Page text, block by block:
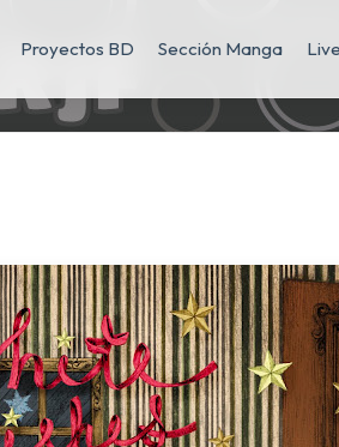
Proyectos BD Sección Manga